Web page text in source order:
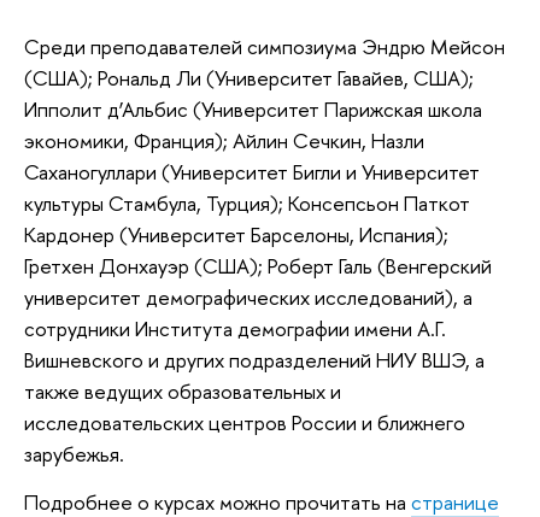
Среди преподавателей симпозиума Эндрю Мейсон
(США); Рональд Ли (Университет Гавайев, США);
Ипполит д’Альбис (Университет Парижская школа
экономики, Франция); Айлин Сечкин, Назли
Саханогуллари (Университет Бигли и Университет
культуры Стамбула, Турция); Консепсьон Паткот
Кардонер (Университет Барселоны, Испания);
Гретхен Донхауэр (США); Роберт Галь (Венгерский
университет демографических исследований), а
сотрудники Института демографии имени А.Г.
Вишневского и других подразделений НИУ ВШЭ, а
также ведущих образовательных и
исследовательских центров России и ближнего
зарубежья.
Подробнее о курсах можно прочитать на странице